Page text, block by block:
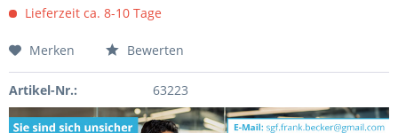
Lieferzeit ca. 8-10 Tage
Merken Bewerten
Artikel-Nr.: 63223